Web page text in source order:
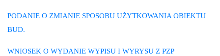
PODANIE O ZMIANIE SPOSOBU UŻYTKOWANIA OBIEKTU
BUD.
WNIOSEK O WYDANIE WYPISU I WYRYSU Z PZP